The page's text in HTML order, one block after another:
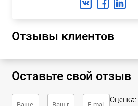
Отзывы клиентов
Оставьте свой отзыв
Оценка: